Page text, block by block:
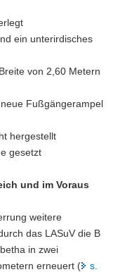
ein unterirdisches
von 2,60 Metern
Fußgängerampel
hergestellt
gesetzt
und im Voraus
weitere
das LASuV die B
in zwei
erneuert (
s.